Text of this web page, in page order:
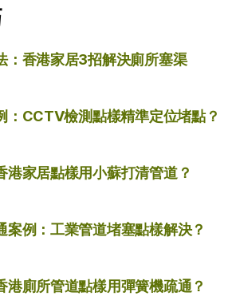
：香港家居3招解決廁所塞渠
：CCTV檢測點樣精準定位堵點？
港家居點樣用小蘇打清管道？
案例：工業管道堵塞點樣解決？
港廁所管道點樣用彈簧機疏通？